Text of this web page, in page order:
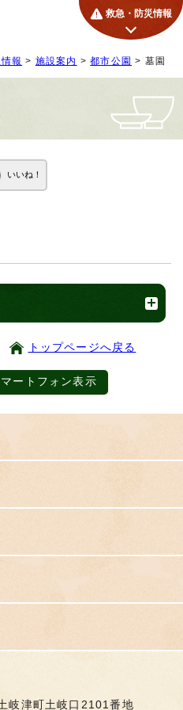
救急・防災情報
報 > 施設案内 >都市公園 > 墓園
いいね！
トップページへ戻る
ートフォン表示
津町土岐口2101番地